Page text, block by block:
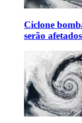
Ciclone
serão